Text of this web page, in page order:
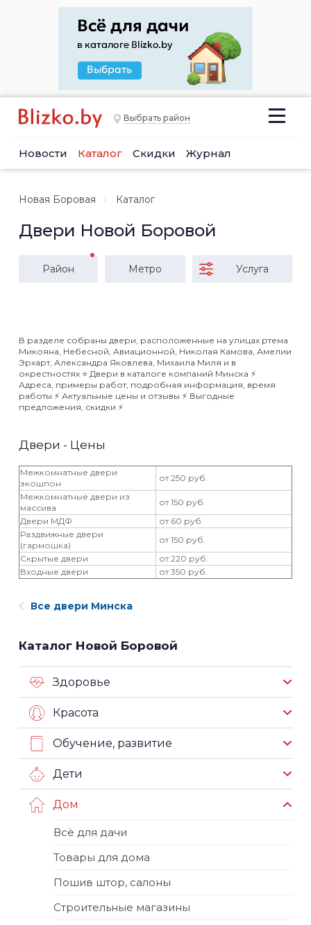
Выбрать район
Новости Каталог Скидки Журнал
Новая Боровая Каталог
Двери Новой Боровой
Район Метро Услуга
В разделе собраны двери, расположенные на улицах ртема
Микояна, Небесной, Авиационной, Николая Камова, Амелии
Эрхарт, Александра Яковлева, Михаила Миля и в
окрестностях ⭐️ Двери в каталоге компаний Минска ⚡️
Адреса, примеры работ, подробная информация, время
работы ⚡️ Актуальные цены и отзывы ⚡️ Выгодные
предложения, скидки ⚡️
Двери - Цены
Межкомнатные двери
экошпон
от 250 руб.
Межкомнатные двери из
массива
от 150 руб.
Двери МДФ
от 60 руб.
Раздвижные двери
(гармошка)
от 150 руб.
Скрытые двери
от 220 руб.
Входные двери
от 350 руб.
Все двери Минска
Каталог Новой Боровой
Здоровье
Красота
Обучение, развитие
Дети
Дом
Всё для дачи
Товары для дома
Пошив штор, салоны
Строительные магазины